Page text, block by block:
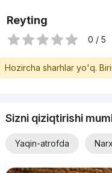
Reyting
0 / 5
Hozircha sharhlar yo'q.
Sizni qiziqtirishi
Yaqin-atrofda